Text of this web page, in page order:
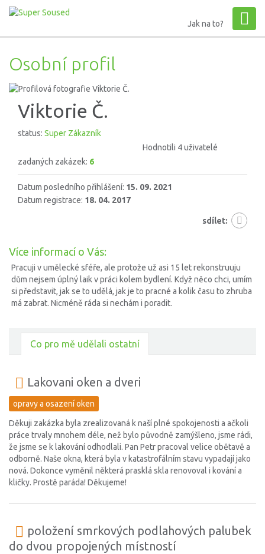
Jak na to?
Osobní profil
Viktorie Č.
status: Super Zákazník
Hodnotili 4 uživatelé
zadaných zakázek: 6
Datum posledního přihlášení: 15. 09. 2021
Datum registrace: 18. 04. 2017
sdílet:
Více informací o Vás:
Pracuji v umělecké sféře, ale protože už asi 15 let rekonstruuju
dům nejsem úplný laik v práci kolem bydlení. Když něco chci, umím
si představit, jak se to udělá, jak je to pracné a kolik času to zhruba
má zabrat. Nicméně ráda si nechám i poradit.
Co pro mě udělali ostatní
Lakovani oken a dveri
opravy a osazení oken
Děkuji zakázka byla zrealizovaná k naší plné spokojenosti a ačkoli
práce trvaly mnohem déle, než bylo původně zamýšleno, jsme rádi,
že jsme se k lakování odhodlali. Pan Petr pracoval velice obětavě a
odborně. Naše okna, která byla v katastrofálním stavu vypadají jako
nová. Dokonce vyměnil některá prasklá skla renovoval i kování a
kličky. Prostě paráda! Děkujeme!
položení smrkových podlahových palubek
do dvou propojených místností